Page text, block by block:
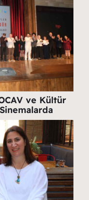
ve Kültür